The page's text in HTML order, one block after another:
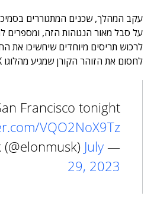
עקב המהלך, שכנים המתגוררים
על סבל מאור הנגוהות הזה, ומספרים
לרכוש תריסים מיוחדים שיחשיכו את
לחסום את הזוהר הקורן שמגיע מהלוגו X.
Francisco tonight
VQO2NoX9Tz
— Elon Musk (@elonmusk)
July
29, 2023